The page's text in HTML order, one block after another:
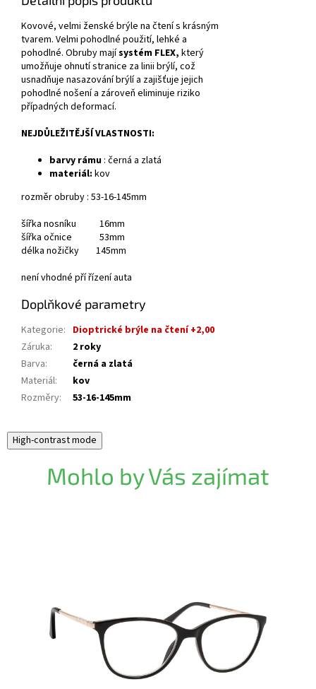
Kovové, velmi ženské brýle na čtení s krásným
tvarem. Velmi pohodlné použití, lehké a
pohodlné. Obruby majísystém FLEX, který
umožňuje ohnutí stranice za linii brýlí, což
usnadňuje nasazování brýlí a zajišťuje jejich
pohodlné nošení a zároveň eliminuje riziko
případných deformací.
NEJDŮLEŽITĚJŠÍ VLASTNOSTI:
barvy rámu : černá a zlatá
materiál: kov
rozměr obruby : 53-16-145mm
šířka nosníku 16mm
šířka očnice 53mm
délka nožičky 145mm
není vhodné pří řízení auta
Doplňkové parametry
Kategorie: Dioptrické brýle na čtení +2,00
Záruka:
2 roky
Barva:
černá a zlatá
Materiál:
kov
Rozměry: 53-16-145mm
High-contrast mode
Mohlo by Vás zajímat